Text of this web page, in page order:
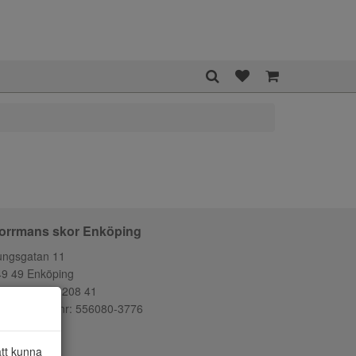
kunna
skor Enköping
11
49 Enköping
0171-208 41
556080-3776